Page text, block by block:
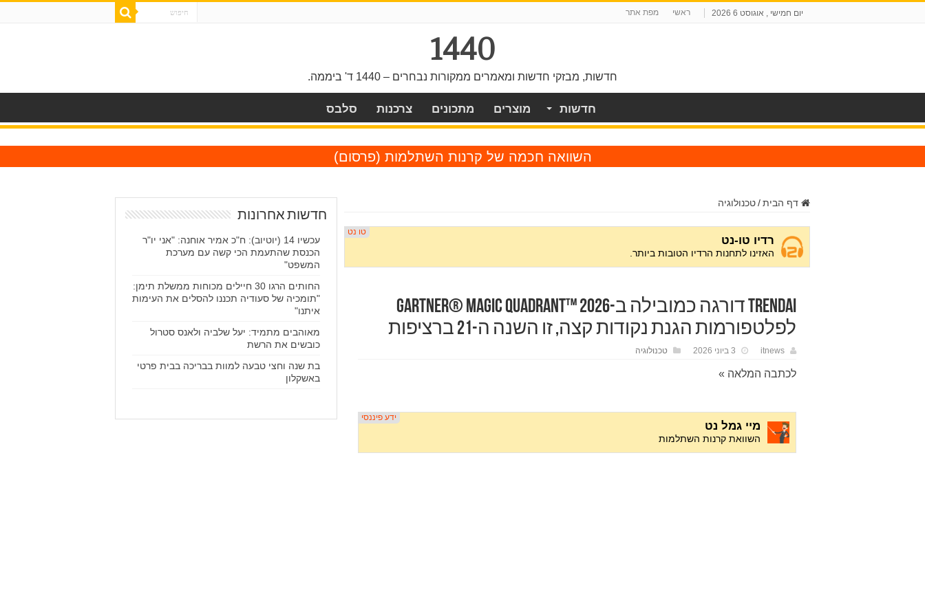
יום חמישי , אוגוסט 6 2026 ראשי מפת אתר
1440
חדשות, מבזקי חדשות ומאמרים ממקורות נבחרים – 1440 ד' ביממה.
חדשות מוצרים מתכונים צרכנות סלבס
השוואה חכמה של קרנות השתלמות (פרסום)
דף הבית/טכנולוגיה
TrendAI דורגה כמובילה ב-Gartner® Magic Quadrant™ 2026
לפלטפורמות הגנת נקודות קצה, זו השנה ה-21 ברציפות
itnews 3 ביוני 2026 טכנולוגיה
לכתבה המלאה »
חדשות אחרונות
עכשיו 14 (יוטיוב): ח"כ אמיר אוחנה: "אני יו"ר
הכנסת שהתעמת הכי קשה עם מערכת
המשפט"
החותים הרגו 30 חיילים מכוחות ממשלת תימן:
"תומכיה של סעודיה תכננו להסלים את העימות
איתנו"
מאוהבים מתמיד: יעל שלביה ולאנס סטרול
כובשים את הרשת
בת שנה וחצי טבעה למוות בבריכה בבית פרטי
באשקלון